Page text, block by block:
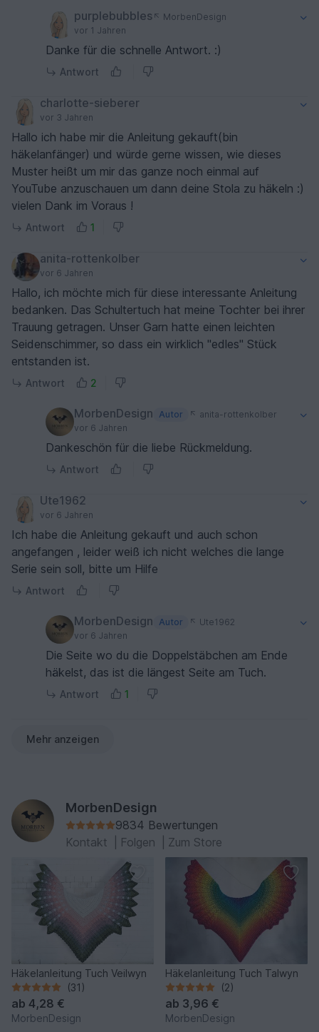
purplebubbles
MorbenDesign
vor 1 Jahren
Danke für die schnelle Antwort. :)
Antwort
charlotte-sieberer
vor 3 Jahren
Hallo ich habe mir die Anleitung gekauft(bin
häkelanfänger) und würde gerne wissen, wie dieses
Muster heißt um mir das ganze noch einmal auf
YouTube anzuschauen um dann deine Stola zu häkeln :)
vielen Dank im Voraus !
Antwort 1
anita-rottenkolber
vor 6 Jahren
Hallo, ich möchte mich für diese interessante Anleitung
bedanken. Das Schultertuch hat meine Tochter bei ihrer
Trauung getragen. Unser Garn hatte einen leichten
Seidenschimmer, so dass ein wirklich "edles" Stück
entstanden ist.
Antwort 2
MorbenDesign Autor
anita-rottenkolber
vor 6 Jahren
Dankeschön für die liebe Rückmeldung.
Antwort
Ute1962
vor 6 Jahren
Ich habe die Anleitung gekauft und auch schon
angefangen , leider weiß ich nicht welches die lange
Serie sein soll, bitte um Hilfe
Antwort
MorbenDesign Autor
Ute1962
vor 6 Jahren
Die Seite wo du die Doppelstäbchen am Ende
häkelst, das ist die längest Seite am Tuch.
Antwort 1
Mehr anzeigen
MorbenDesign
9834 Bewertungen
Kontakt
Folgen Zum Store
Häkelanleitung Tuch Veilwyn
(31)
ab 4,28 €
MorbenDesign
Häkelanleitung Tuch Talwyn
(2)
ab 3,96 €
MorbenDesign